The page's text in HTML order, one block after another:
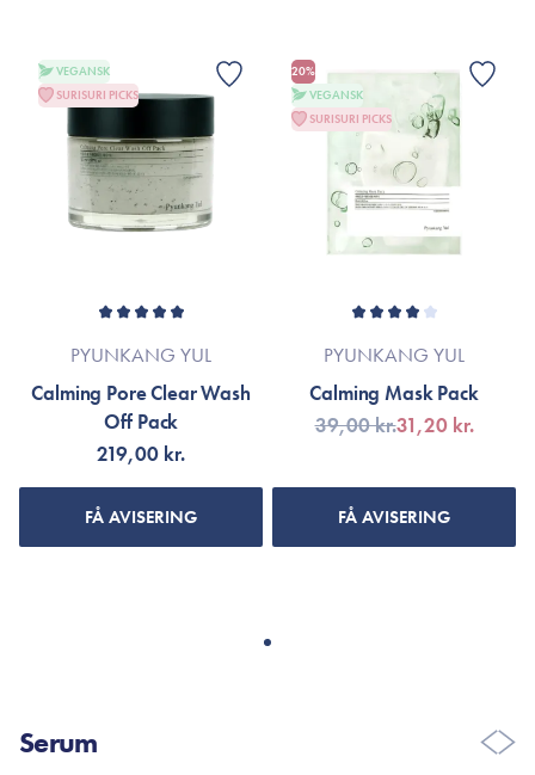
VEGANSK
SURISURI PICKS
PYUNKANG YUL
Calming Pore Clear Wash
Off Pack
219,00 kr.
FÅ AVISERING
20%
VEGANSK
SURISURI PICKS
PYUNKANG YUL
Calming Mask Pack
39,00 kr.31,20 kr.
FÅ AVISERING
Serum